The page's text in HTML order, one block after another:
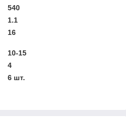
540
1.1
16
10-15
4
6 шт.